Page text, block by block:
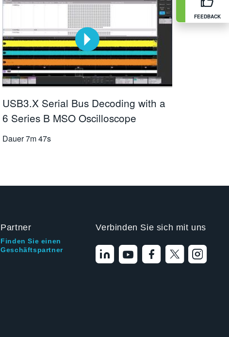
FEEDBACK
USB3.X Serial Bus Decoding with a
6 Series B MSO Oscilloscope
Dauer7m 47s
Partner
Finden Sie einen
Geschäftspartner
Verbinden Sie sich mit uns